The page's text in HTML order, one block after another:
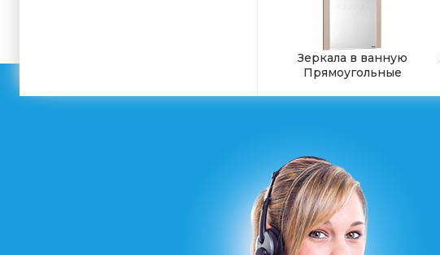
Зеркала в ванную
Прямоугольные